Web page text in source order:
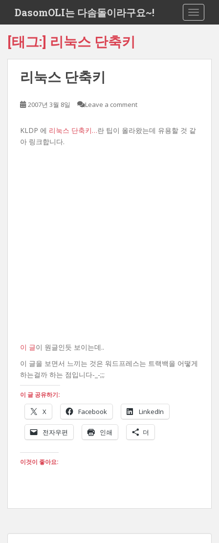
i
DasomOLI는 다솜돌이라구요~!
[태그:] 리눅스 단축키
리눅스 단축키
2007년 3월 8일 Leave a comment
KLDP 에 리눅스 단축키…란 팁이 올라왔는데 유용할 것 같
아 링크합니다.
이 글이 원글인듯 보이는데..
이 글을 보면서 느끼는 것은 워드프레스는 트랙백을 어떻게
하는걸까 하는 점입니다-_-;;;
이 글 공유하기:
X Facebook LinkedIn
전자우편 인쇄 더
이것이 좋아요: